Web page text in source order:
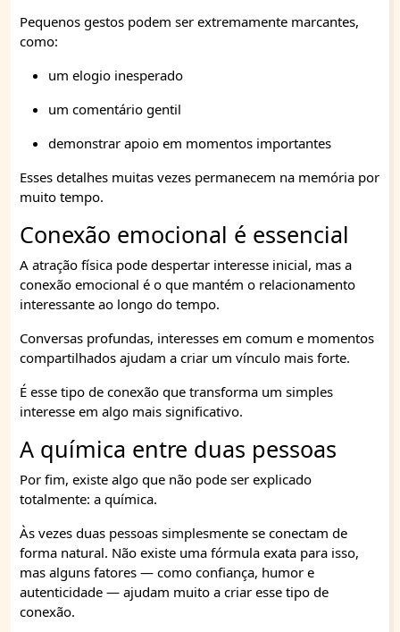
Pequenos gestos podem ser extremamente marcantes,
como:
um elogio inesperado
um comentário gentil
demonstrar apoio em momentos importantes
Esses detalhes muitas vezes permanecem na memória por
muito tempo.
Conexão emocional é essencial
A atração física pode despertar interesse inicial, mas a
conexão emocional é o que mantém o relacionamento
interessante ao longo do tempo.
Conversas profundas, interesses em comum e momentos
compartilhados ajudam a criar um vínculo mais forte.
É esse tipo de conexão que transforma um simples
interesse em algo mais significativo.
A química entre duas pessoas
Por fim, existe algo que não pode ser explicado
totalmente: a química.
Às vezes duas pessoas simplesmente se conectam de
forma natural. Não existe uma fórmula exata para isso,
mas alguns fatores — como confiança, humor e
autenticidade — ajudam muito a criar esse tipo de
conexão.